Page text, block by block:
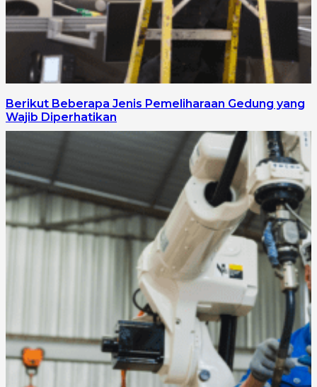
Berikut Beberapa Jenis Pemeliharaan Gedung yang
Wajib Diperhatikan